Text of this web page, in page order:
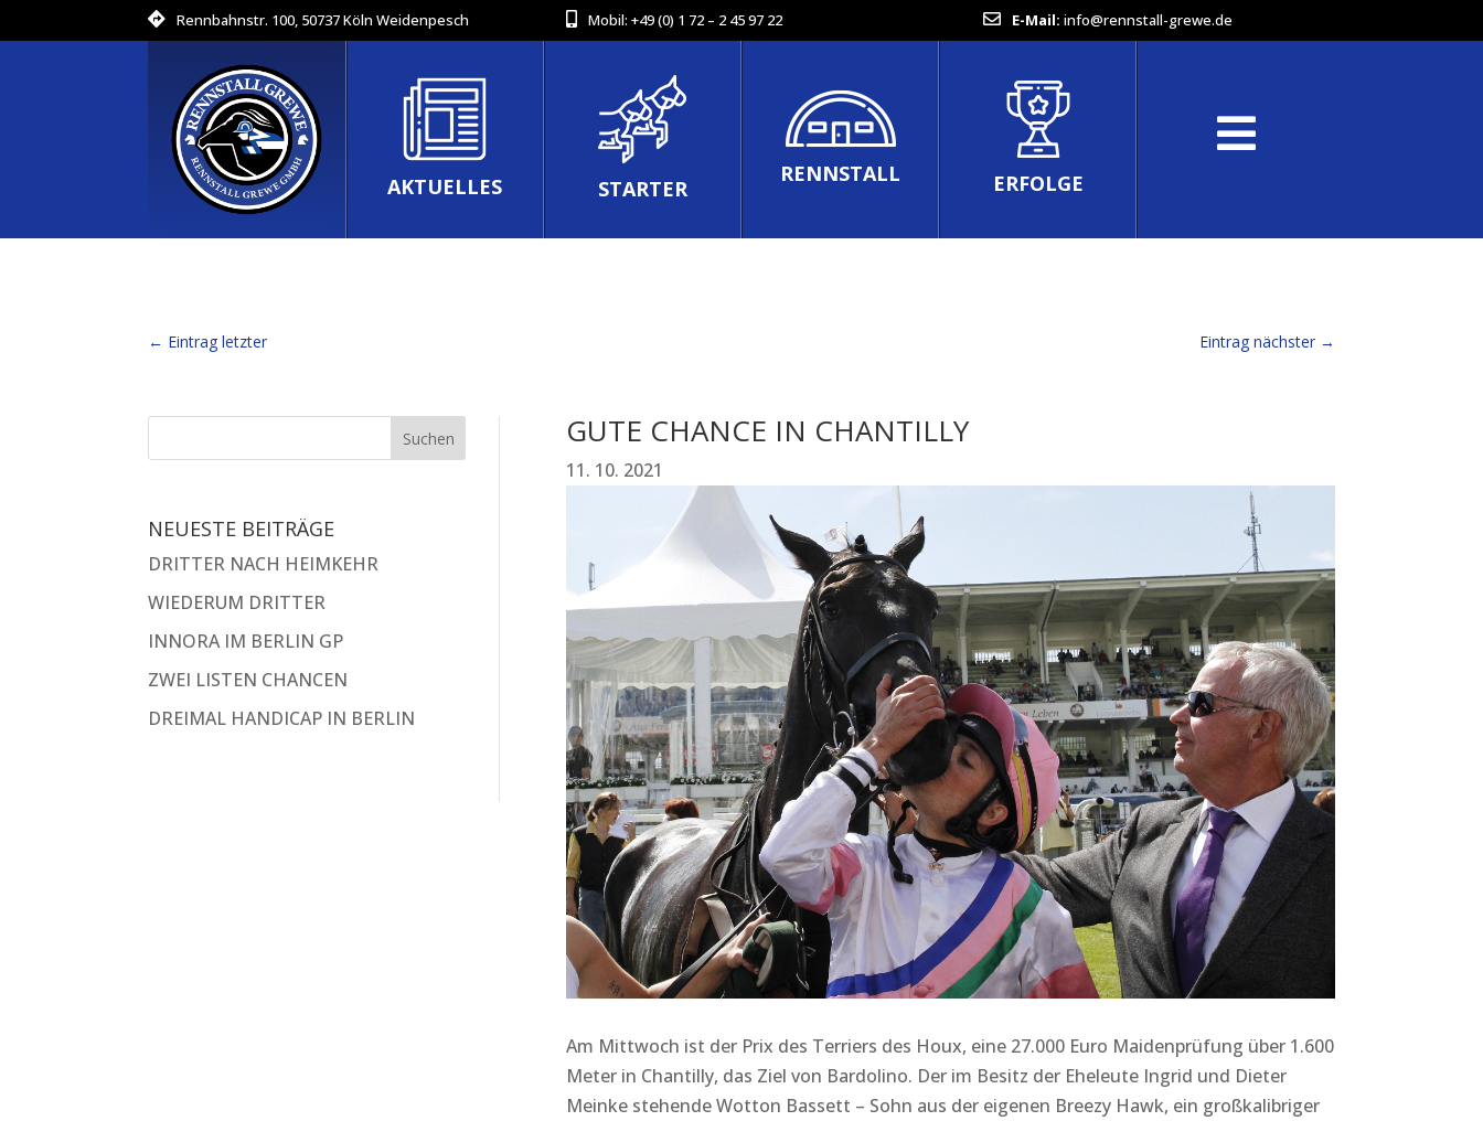
Rennbahnstr. 100, 50737 Köln Weidenpesch Mobil: +49 (0) 1 72 – 2 45 97 22 E-Mail: info@rennstall-grewe.de
AKTUELLES STARTER
RENNSTALL ERFOLGE
← Eintrag letzter Eintrag nächster→
NEUESTE BEITRÄGE
DRITTER NACH HEIMKEHR
WIEDERUM DRITTER
INNORA IM BERLIN GP
ZWEI LISTEN CHANCEN
DREIMAL HANDICAP IN BERLIN
GUTE CHANCE IN CHANTILLY
11. 10. 2021
Am Mittwoch ist der Prix des Terriers des Houx, eine 27.000 Euro Maidenprüfung über 1.600
Meter in Chantilly, das Ziel von Bardolino. Der im Besitz der Eheleute Ingrid und Dieter
Meinke stehende Wotton Bassett – Sohn aus der eigenen Breezy Hawk, ein großkalibriger